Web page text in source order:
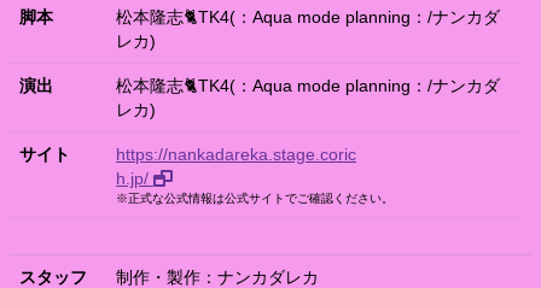
脚本
松本隆志🐈TK4(：Aqua mode planning：/ナンカダ
レカ)​
演出
松本隆志🐈TK4(：Aqua mode planning：/ナンカダ
レカ)​
サイト
https://nankadareka.stage.coric
h.jp/
※正式な公式情報は公式サイトでご確認ください。
スタッフ 制作・製作：ナンカダレカ